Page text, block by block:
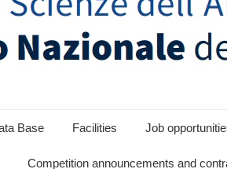
Base Facilities Job
Competition announcements and